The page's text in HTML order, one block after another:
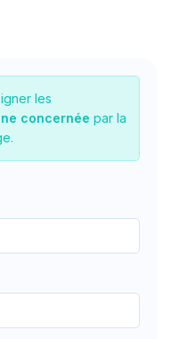
les
concernée par la